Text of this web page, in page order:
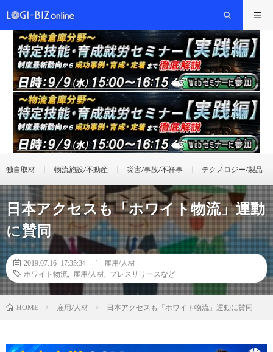
独自取材 物流施設/不動産 災害/事故/不祥事 テクノロジー/製品
日本アクセスも「ホワイト物流」運動
に賛同
2019.07.16 17:35:34
雇用/人材
ホワイト物流
雇用/人材 プレスリリースなど
HOME 雇用/人材 日本アクセスも「ホワイト物流」運動に賛同